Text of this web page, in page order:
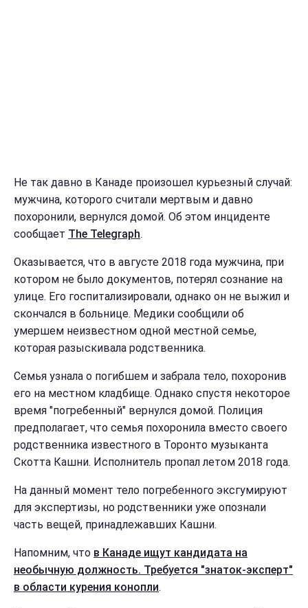
Не так давно в Канаде произошел курьезный случай:
мужчина, которого считали мертвым и давно
похоронили, вернулся домой. Об этом инциденте
сообщает The Telegraph.
Оказывается, что в августе 2018 года мужчина, при
котором не было документов, потерял сознание на
улице. Его госпитализировали, однако он не выжил и
скончался в больнице. Медики сообщили об
умершем неизвестном одной местной семье,
которая разыскивала родственника.
Семья узнала о погибшем и забрала тело, похоронив
его на местном кладбище. Однако спустя некоторое
время "погребенный" вернулся домой. Полиция
предполагает, что семья похоронила вместо своего
родственника известного в Торонто музыканта
Скотта Кашни. Исполнитель пропал летом 2018 года.
На данный момент тело погребенного эксгумируют
для экспертизы, но родственники уже опознали
часть вещей, принадлежавших Кашни.
Напомним, что в Канаде ищут кандидата на
необычную должность. Требуется "знаток-эксперт"
в области курения конопли.